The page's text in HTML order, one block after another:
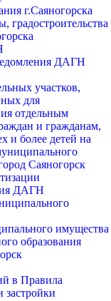
г.Саяногорска
градостроительства
ДАГН
участков,
для
отдельным
и гражданам,
и более детей на
Саяногорск
ДАГН
имущества
образования
в Правила
застройки